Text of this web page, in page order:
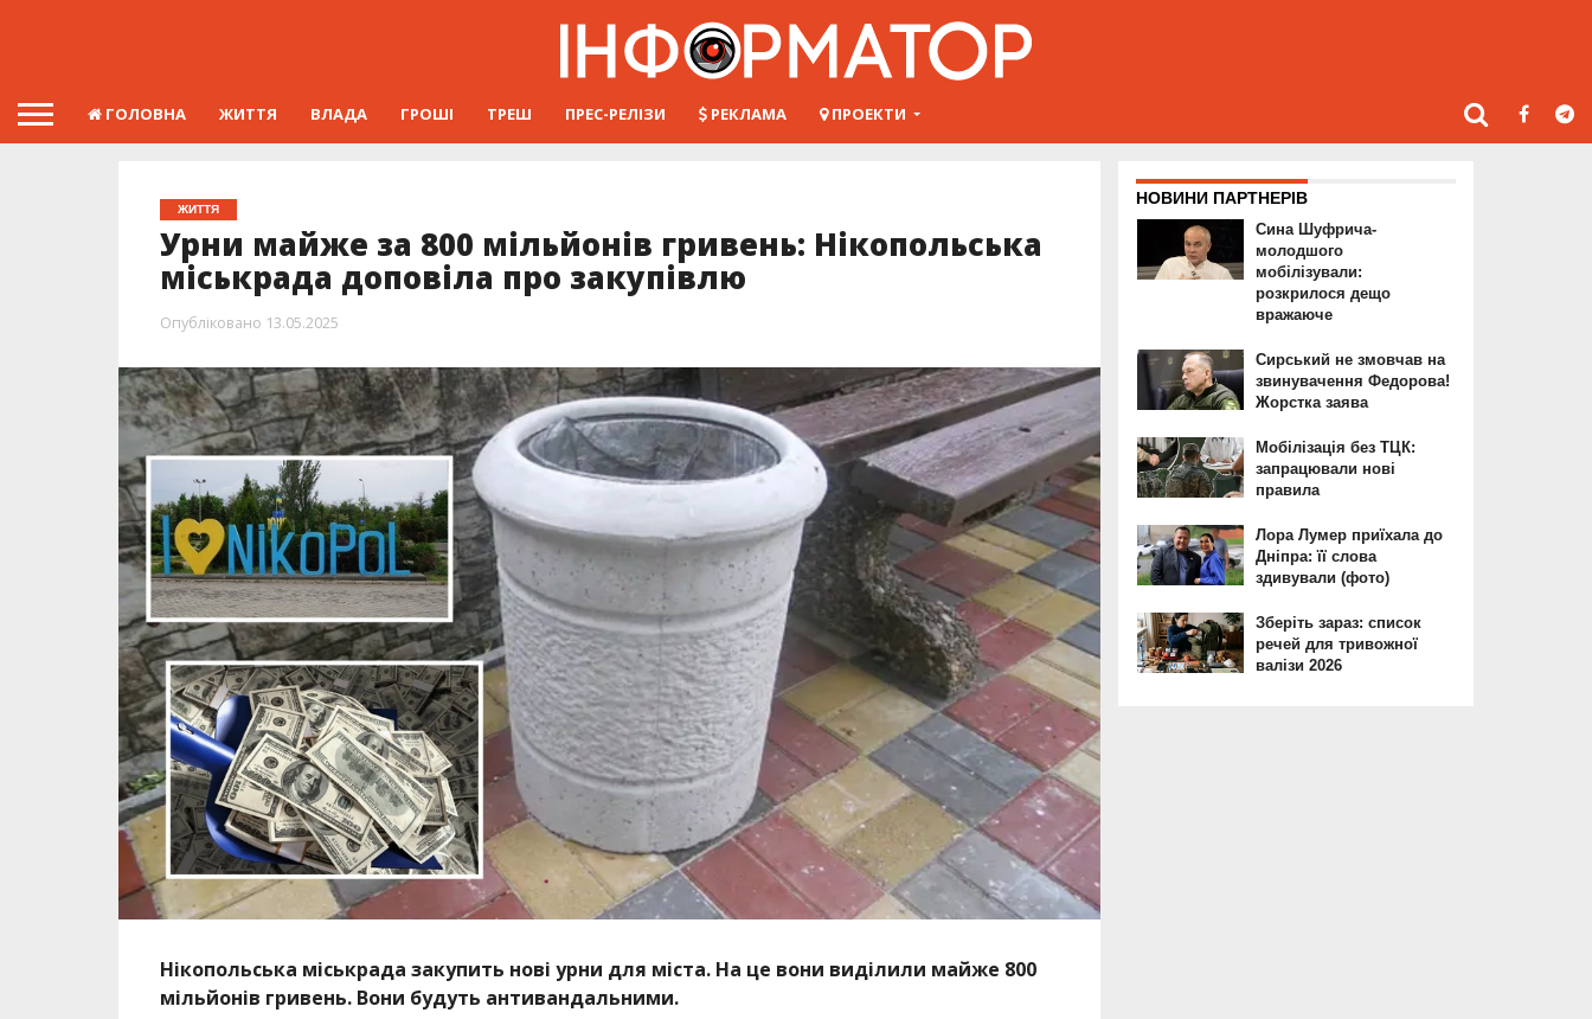
ГОЛОВНА ЖИТТЯ ВЛАДА ГРОШІ ТРЕШ ПРЕС-РЕЛІЗИ РЕКЛАМА ПРОЕКТИ
ЖИТТЯ
Урни майже за 800 мільйонів гривень: Нікопольська
міськрада доповіла про закупівлю
Опубліковано 13.05.2025
Нікопольська міськрада закупить нові урни для міста. На це вони виділили майже 800
мільйонів гривень. Вони будуть антивандальними.